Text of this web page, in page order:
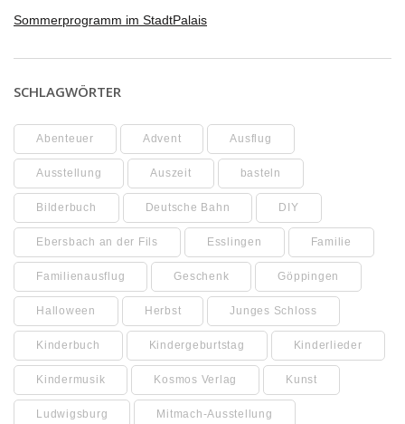
Sommerprogramm im StadtPalais
SCHLAGWÖRTER
Abenteuer Advent Ausflug
Ausstellung Auszeit basteln
Bilderbuch Deutsche Bahn DIY
Ebersbach an der Fils Esslingen Familie
Familienausflug Geschenk Göppingen
Halloween Herbst Junges Schloss
Kinderbuch Kindergeburtstag Kinderlieder
Kindermusik Kosmos Verlag Kunst
Ludwigsburg Mitmach-Ausstellung